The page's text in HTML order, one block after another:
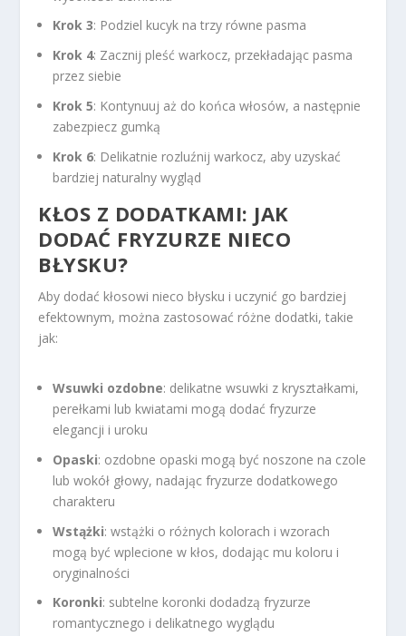
Krok 3: Podziel kucyk na trzy równe pasma
Krok 4: Zacznij pleść warkocz, przekładając pasma
przez siebie
Krok 5: Kontynuuj aż do końca włosów, a następnie
zabezpiecz gumką
Krok 6: Delikatnie rozluźnij warkocz, aby uzyskać
bardziej naturalny wygląd
KŁOS Z DODATKAMI: JAK
DODAĆ FRYZURZE NIECO
BŁYSKU?
Aby dodać kłosowi nieco błysku i uczynić go bardziej
efektownym, można zastosować różne dodatki, takie
jak:
Wsuwki ozdobne: delikatne wsuwki z kryształkami,
perełkami lub kwiatami mogą dodać fryzurze
elegancji i uroku
Opaski: ozdobne opaski mogą być noszone na czole
lub wokół głowy, nadając fryzurze dodatkowego
charakteru
Wstążki: wstążki o różnych kolorach i wzorach
mogą być wplecione w kłos, dodając mu koloru i
oryginalności
Koronki: subtelne koronki dodadzą fryzurze
romantycznego i delikatnego wyglądu